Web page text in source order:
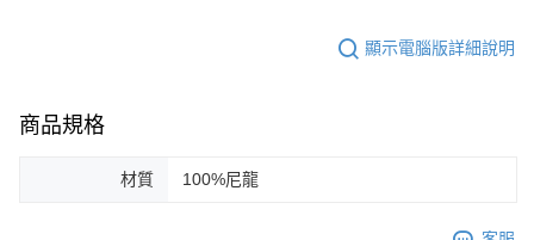
顯示電腦版詳細說明
商品規格
材質 100%尼龍